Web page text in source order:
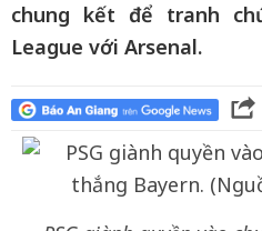
chung kết để tranh
League với Arsenal.